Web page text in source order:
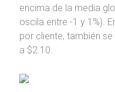
encima de la media
oscila entre -1 y 1%).
por cliente, también
a $2.10.